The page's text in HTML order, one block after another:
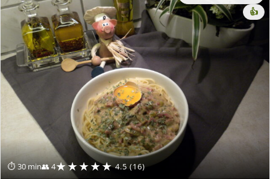
⏱ 30 min👥 4★★★★★ 4.5 (16)
👍